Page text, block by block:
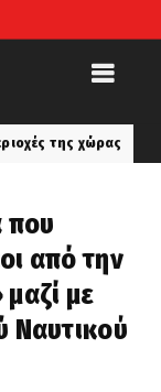
Το
που
από την
με
Ναυτικού